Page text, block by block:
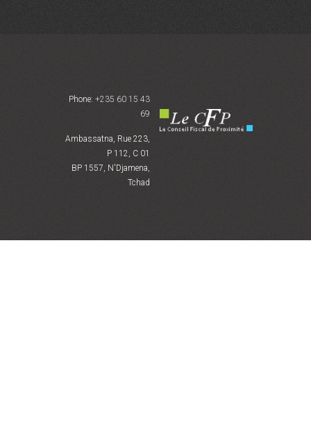
Phone: +235 60 15 43
69
Ambassatna, Rue 223,
P 112, C 01
BP 1557, N'Djamena,
Tchad